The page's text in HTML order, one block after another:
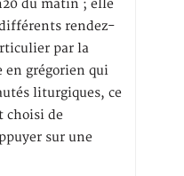
du matin ; elle
rendez-
par la
en grégorien qui
liturgiques, ce
choisi de
sur une